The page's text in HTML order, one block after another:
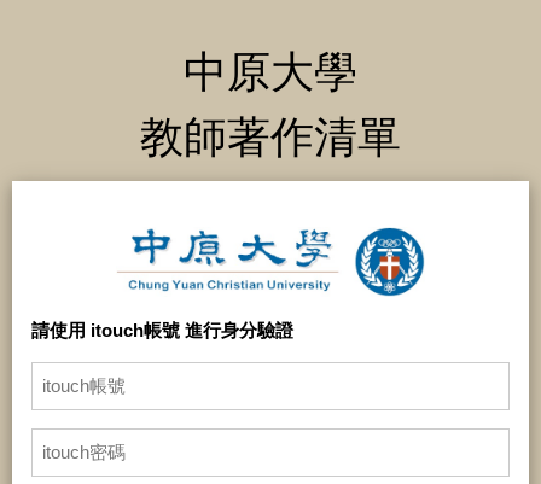
中原大學
教師著作清單
請使用 itouch帳號 進行身分驗證